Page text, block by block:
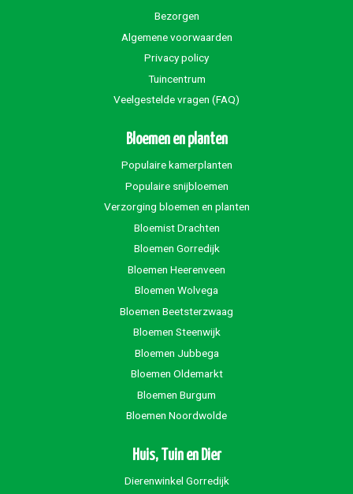
Bezorgen
Algemene voorwaarden
Privacy policy
Tuincentrum
Veelgestelde vragen (FAQ)
Bloemen en planten
Populaire kamerplanten
Populaire snijbloemen
Verzorging bloemen en planten
Bloemist Drachten
Bloemen Gorredijk
Bloemen Heerenveen
Bloemen Wolvega
Bloemen Beetsterzwaag
Bloemen Steenwijk
Bloemen Jubbega
Bloemen Oldemarkt
Bloemen Burgum
Bloemen Noordwolde
Huis, Tuin en Dier
Dierenwinkel Gorredijk